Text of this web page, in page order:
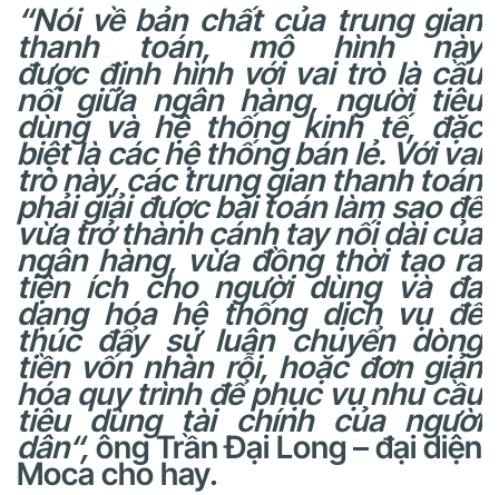
“Nói về bản chất của trung gian
thanh toán, mô hình này
đượcđịnh hình với vai trò là cầu
nối giữa ngân hàng, người tiêu
dùng và hệ thống kinh tế, đặc
biệt là các hệ thống bán lẻ. Với vai
trò này, các trung gian thanh toán
phải giải được bài toán làm sao để
vừa trở thành cánh tay nối dài của
ngân hàng, vừa đồng thời tạo ra
tiện ích cho người dùng và đa
dạng hóa hệ thống dịch vụ để
thúc đẩy sự luân chuyển dòng
tiền vốn nhàn rỗi, hoặc đơn giản
hóa quy trình để phục vụ nhu cầu
tiêu dùng tài chính của người
dân“, ông Trần Đại Long – đại diện
Moca cho hay.